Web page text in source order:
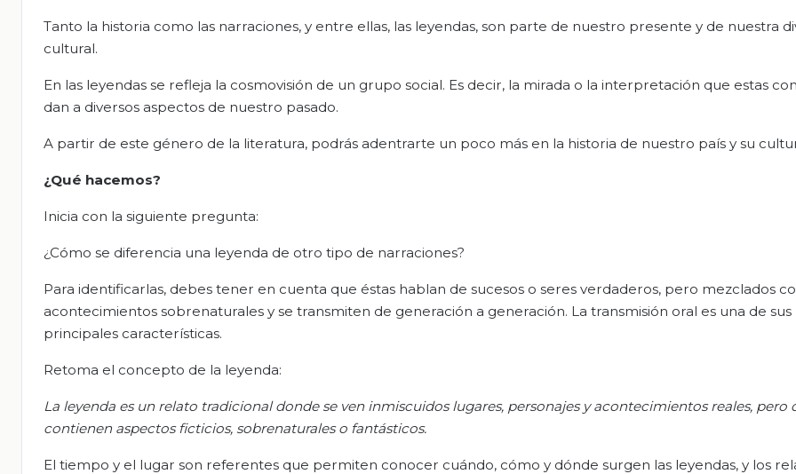
Tanto la historia como las narraciones, y entre ellas, las leyendas, son parte de nuestro presente y de nuestra
cultural.
En las leyendas se refleja la cosmovisión de un grupo social. Es decir, la mirada o la interpretación que estas
dan a diversos aspectos de nuestro pasado.
A partir de este género de la literatura, podrás adentrarte un poco más en la historia de nuestro país y su
¿Qué hacemos?
Inicia con la siguiente pregunta:
¿Cómo se diferencia una leyenda de otro tipo de narraciones?
Para identificarlas, debes tener en cuenta que éstas hablan de sucesos o seres verdaderos, pero mezclados
acontecimientos sobrenaturales y se transmiten de generación a generación. La transmisión oral es una de sus
principales características.
Retoma el concepto de la leyenda:
La leyenda es un relato tradicional donde se ven inmiscuidos lugares, personajes y acontecimientos reales, pero
contienen aspectos ficticios, sobrenaturales o fantásticos.
El tiempo y el lugar son referentes que permiten conocer cuándo, cómo y dónde surgen las leyendas, y los